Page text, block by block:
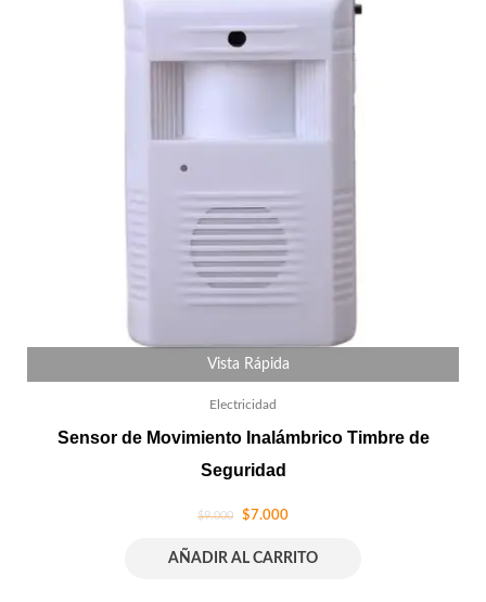
Vista Rápida
Electricidad
Sensor de Movimiento Inalámbrico Timbre de
Seguridad
$9.000 $7.000
AÑADIR AL CARRITO